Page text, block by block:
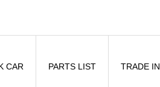
CAR PARTS LIST TRADE IN